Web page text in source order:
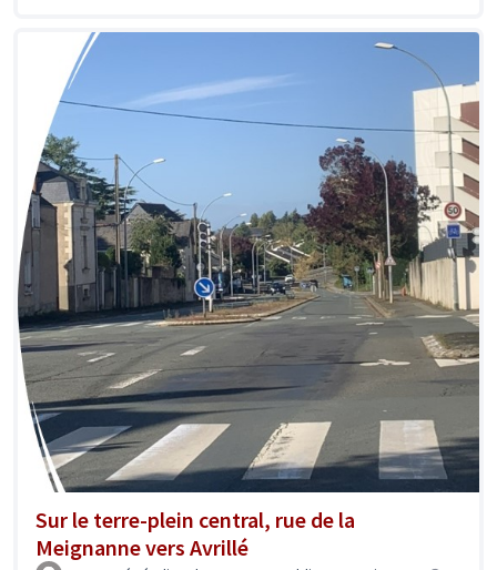
Sur le terre-plein central, rue de la
Meignanne vers Avrillé